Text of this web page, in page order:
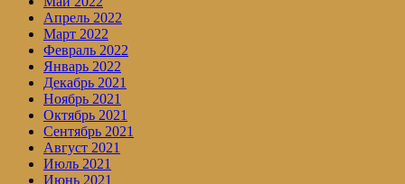
Апрель 2022
Март 2022
Февраль 2022
Январь 2022
Декабрь 2021
Ноябрь 2021
Октябрь 2021
Сентябрь 2021
Август 2021
Июль 2021
Июнь 2021